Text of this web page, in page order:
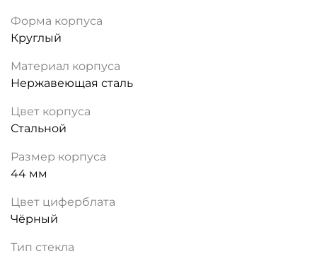
Форма корпуса
Круглый
Материал корпуса
Нержавеющая сталь
Цвет корпуса
Стальной
Размер корпуса
44 мм
Цвет циферблата
Чёрный
Тип стекла